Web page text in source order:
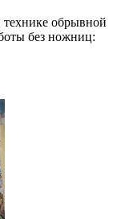
обрывной
без ножниц: